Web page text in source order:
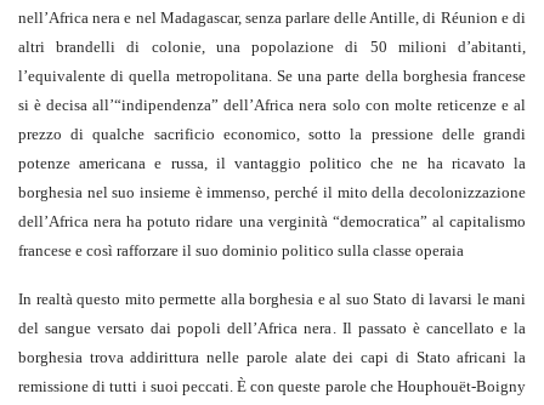
nell’Africa nera e nel Madagascar, senza parlare delle Antille, di Réunion e di
altri brandelli di colonie, una popolazione di 50 milioni d’abitanti,
l’equivalente di quella metropolitana. Se una parte della borghesia francese
si è decisa all’“indipendenza” dell’Africa nera solo con molte reticenze e al
prezzo di qualche sacrificio economico, sotto la pressione delle grandi
potenze americana e russa, il vantaggio politico che ne ha ricavato la
borghesia nel suo insieme è immenso, perché il mito della decolonizzazione
dell’Africa nera ha potuto ridare una verginità “democratica” al capitalismo
francese e così rafforzare il suo dominio politico sulla classe operaia
In realtà questo mito permette alla borghesia e al suo Stato di lavarsi le mani
del sangue versato dai popoli dell’Africa nera. Il passato è cancellato e la
borghesia trova addirittura nelle parole alate dei capi di Stato africani la
remissione di tutti i suoi peccati. È con queste parole che Houphouët-Boigny